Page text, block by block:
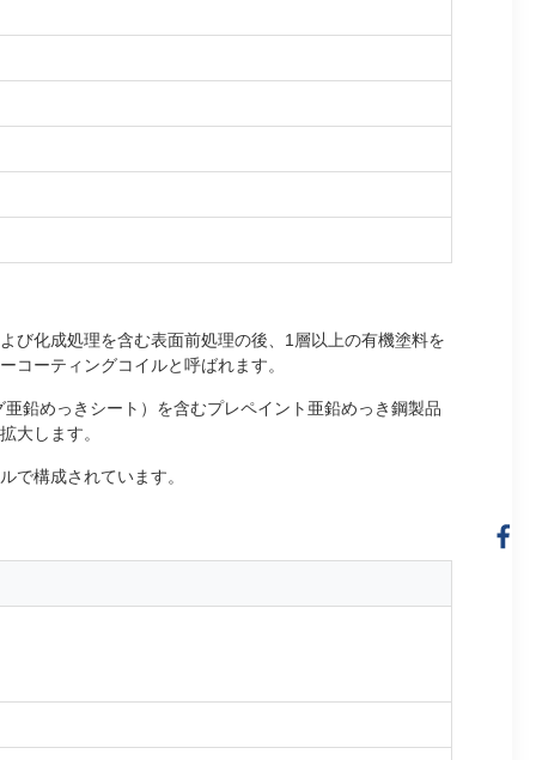
び化成処理を含む表面前処理の後、1層以上の有機塗料を
ーティングコイルと呼ばれます。
鉛めっきシート）を含むプレペイント亜鉛めっき鋼製品
大します。
で構成されています。